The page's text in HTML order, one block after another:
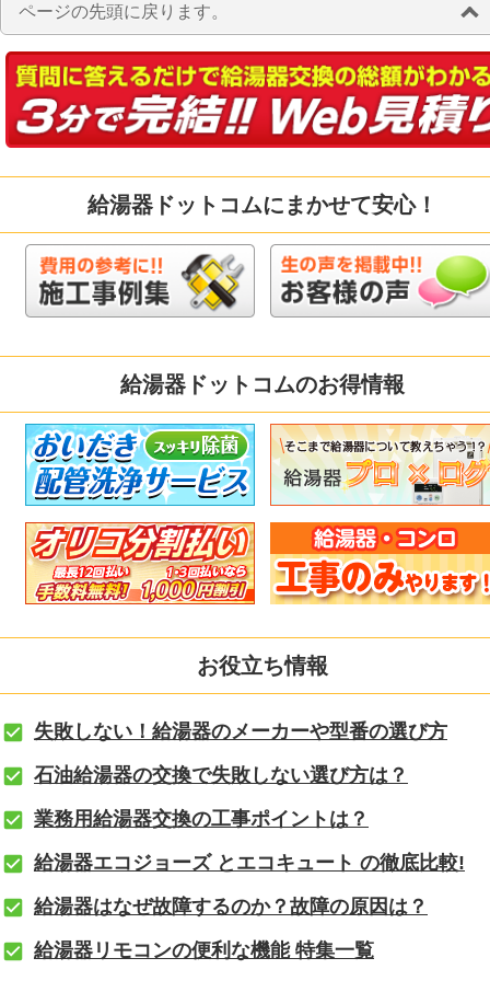
ページの先頭に戻ります。
給湯器ドットコムにまかせて安心！
給湯器ドットコムのお得情報
お役立ち情報
失敗しない！給湯器のメーカーや型番の選び方
石油給湯器の交換で失敗しない選び方は？
業務用給湯器交換の工事ポイントは？
給湯器エコジョーズ とエコキュート の徹底比較!
給湯器はなぜ故障するのか？故障の原因は？
給湯器リモコンの便利な機能 特集一覧